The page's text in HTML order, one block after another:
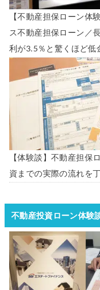
【不動産担保ローン体
ス不動産担保ローン／
利が3.5％と驚くほど低
【体験談】不動産担保
資までの実際の流れを
不動産投資ローン体験